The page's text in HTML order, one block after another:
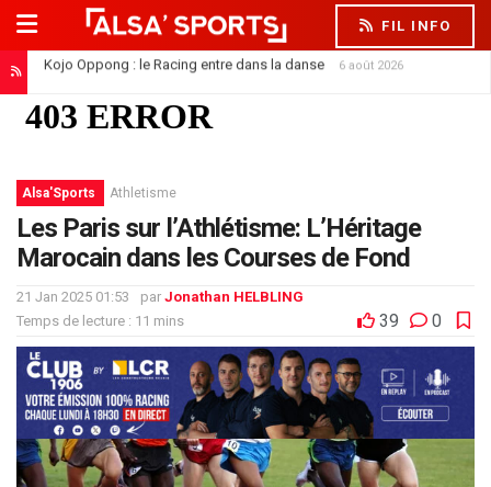
FIL INFO
Kojo Oppong : le Racing entre dans la danse 6 août 2026
Alsa'Sports Athletisme
Les Paris sur l’Athlétisme: L’Héritage
Marocain dans les Courses de Fond
21 Jan 2025 01:53 par Jonathan HELBLING
Temps de lecture : 11 mins
39 0